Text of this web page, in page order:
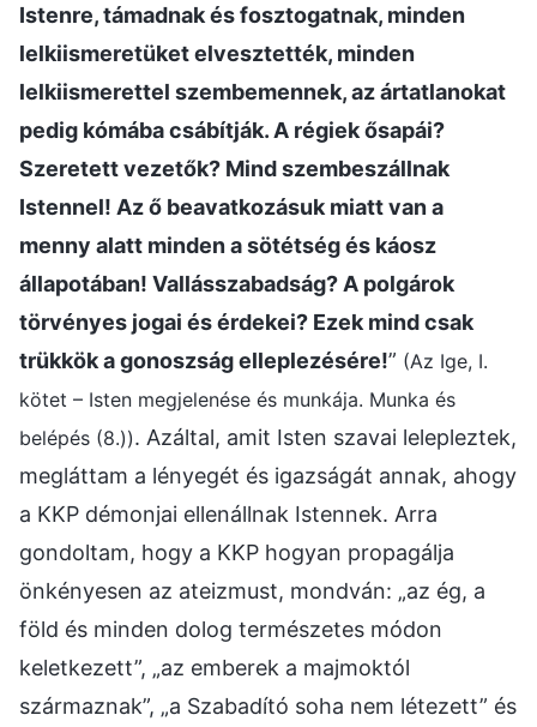
Istenre, támadnak és fosztogatnak, minden
lelkiismeretüket elvesztették, minden
lelkiismerettel szembemennek, az ártatlanokat
pedig kómába csábítják. A régiek ősapái?
Szeretett vezetők? Mind szembeszállnak
Istennel! Az ő beavatkozásuk miatt van a
menny alatt minden a sötétség és káosz
állapotában! Vallásszabadság? A polgárok
törvényes jogai és érdekei? Ezek mind csak
trükkök a gonoszság elleplezésére!” (Az Ige, I.
kötet – Isten megjelenése és munkája. Munka és
belépés (8.)). Azáltal, amit Isten szavai lelepleztek,
megláttam a lényegét és igazságát annak, ahogy
a KKP démonjai ellenállnak Istennek. Arra
gondoltam, hogy a KKP hogyan propagálja
önkényesen az ateizmust, mondván: „az ég, a
föld és minden dolog természetes módon
keletkezett”, „az emberek a majmoktól
származnak”, „a Szabadító soha nem létezett” és